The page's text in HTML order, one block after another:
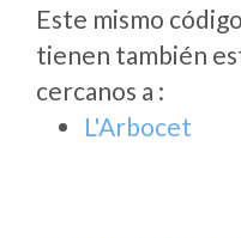
Este mismo
tienen también
cercanos a :
L'Arbocet